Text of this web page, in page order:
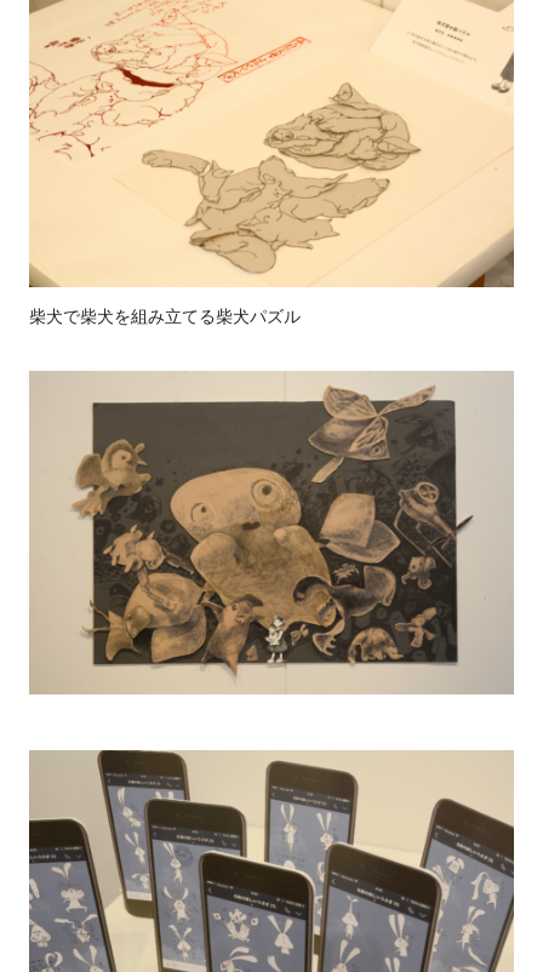
柴犬で柴犬を組み立てる柴犬パズル